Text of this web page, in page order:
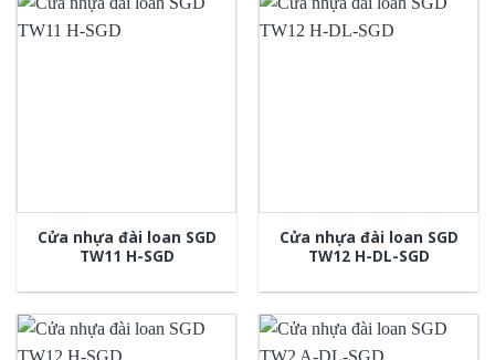
Cửa nhựa đài loan SGD
TW11 H-SGD
Cửa nhựa đài loan SGD
TW12 H-DL-SGD